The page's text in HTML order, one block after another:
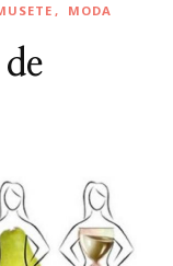
MODA